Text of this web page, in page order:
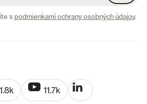
spodmienkami ochrany osobných údajov.
1.8k 11.7k